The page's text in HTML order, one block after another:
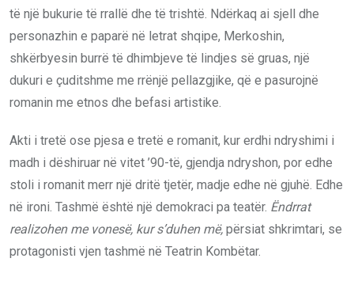
të një bukurie të rrallë dhe të trishtë. Ndërkaq ai sjell dhe
personazhin e paparë në letrat shqipe, Merkoshin,
shkërbyesin burrë të dhimbjeve të lindjes së gruas, një
dukuri e çuditshme me rrënjë pellazgjike, që e pasurojnë
romanin me etnos dhe befasi artistike.
Akti i tretë ose pjesa e tretë e romanit, kur erdhi ndryshimi i
madh i dëshiruar në vitet ’90-të, gjendja ndryshon, por edhe
stoli i romanit merr një dritë tjetër, madje edhe në gjuhë. Edhe
në ironi. Tashmë është një demokraci pa teatër. Ëndrrat
realizohen me vonesë, kur s’duhen më, përsiat shkrimtari, se
protagonisti vjen tashmë në Teatrin Kombëtar.